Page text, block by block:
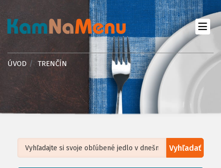
ÚVOD TRENČÍN
Vyhľadať
Leaflet| ©OpenStreetMap, Tiles courtesy ofHumanitarian OpenStreetMap